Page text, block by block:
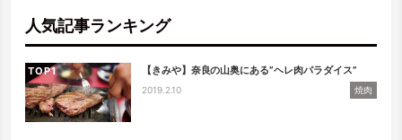
人気記事ランキング
TOP 【きみや】奈良の山奥にある”ヘレ肉パラダイス”
2019.2.10 焼肉